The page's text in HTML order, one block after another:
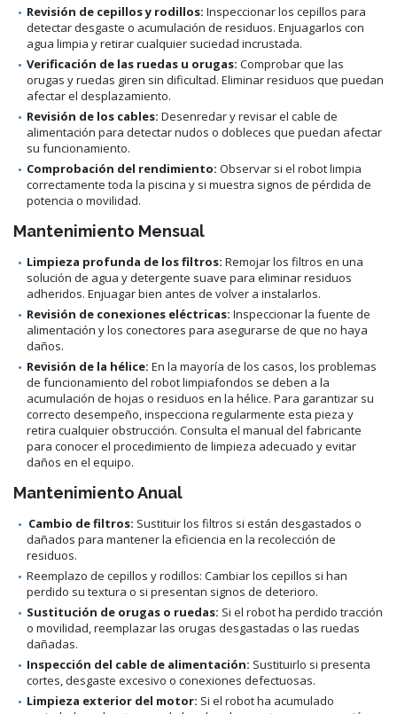
Revisión de cepillos y rodillos: Inspeccionar los cepillos para
detectar desgaste o acumulación de residuos. Enjuagarlos con
agua limpia y retirar cualquier suciedad incrustada.
Verificación de las ruedas u orugas: Comprobar que las
orugas y ruedas giren sin dificultad. Eliminar residuos que puedan
afectar el desplazamiento.
Revisión de los cables: Desenredar y revisar el cable de
alimentación para detectar nudos o dobleces que puedan afectar
su funcionamiento.
Comprobación del rendimiento: Observar si el robot limpia
correctamente toda la piscina y si muestra signos de pérdida de
potencia o movilidad.
Mantenimiento Mensual
Limpieza profunda de los filtros: Remojar los filtros en una
solución de agua y detergente suave para eliminar residuos
adheridos. Enjuagar bien antes de volver a instalarlos.
Revisión de conexiones eléctricas: Inspeccionar la fuente de
alimentación y los conectores para asegurarse de que no haya
daños.
Revisión de la hélice: En la mayoría de los casos, los problemas
de funcionamiento del robot limpiafondos se deben a la
acumulación de hojas o residuos en la hélice. Para garantizar su
correcto desempeño, inspecciona regularmente esta pieza y
retira cualquier obstrucción. Consulta el manual del fabricante
para conocer el procedimiento de limpieza adecuado y evitar
daños en el equipo.
Mantenimiento Anual
Cambio de filtros: Sustituir los filtros si están desgastados o
dañados para mantener la eficiencia en la recolección de
residuos.
Reemplazo de cepillos y rodillos: Cambiar los cepillos si han
perdido su textura o si presentan signos de deterioro.
Sustitución de orugas o ruedas: Si el robot ha perdido tracción
o movilidad, reemplazar las orugas desgastadas o las ruedas
dañadas.
Inspección del cable de alimentación: Sustituirlo si presenta
cortes, desgaste excesivo o conexiones defectuosas.
Limpieza exterior del motor: Si el robot ha acumulado